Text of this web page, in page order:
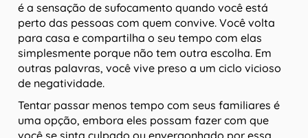
é a sensação de sufocamento quando você está
perto das pessoas com quem convive. Você volta
para casa e compartilha o seu tempo com elas
simplesmente porque não tem outra escolha. Em
outras palavras, você vive preso a um ciclo vicioso
de negatividade.
Tentar passar menos tempo com seus familiares é
uma opção, embora eles possam fazer com que
você se sinta culpado ou envergonhado por essa